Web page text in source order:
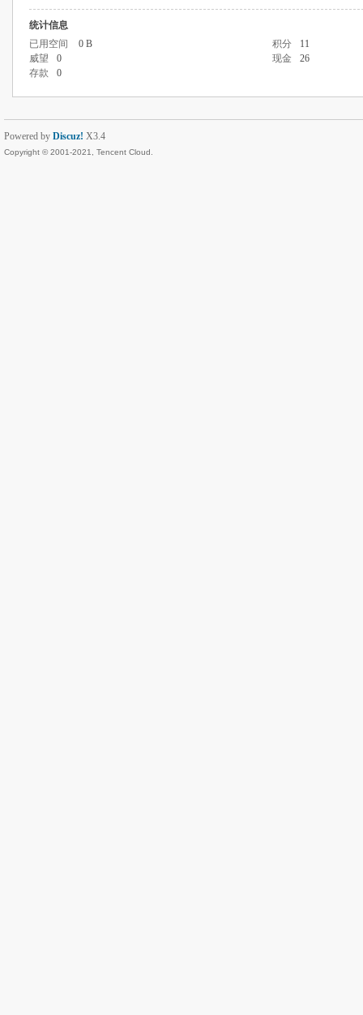
统计信息
已用空间
0 B 积分
11
威望
0 现金
26
存款
0
Powered by Discuz! X3.4
Copyright © 2001-2021, Tencent Cloud.